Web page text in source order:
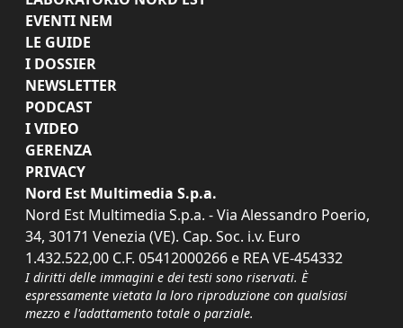
EVENTI NEM
LE GUIDE
I DOSSIER
NEWSLETTER
PODCAST
I VIDEO
GERENZA
PRIVACY
Nord Est Multimedia S.p.a.
Nord Est Multimedia S.p.a. - Via Alessandro Poerio,
34, 30171 Venezia (VE). Cap. Soc. i.v. Euro
1.432.522,00 C.F. 05412000266 e REA VE-454332
I diritti delle immagini e dei testi sono riservati. È
espressamente vietata la loro riproduzione con qualsiasi
mezzo e l'adattamento totale o parziale.